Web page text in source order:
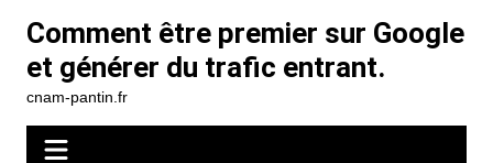
contenu
Comment être premier sur Google
et générer du trafic entrant.
cnam-pantin.fr